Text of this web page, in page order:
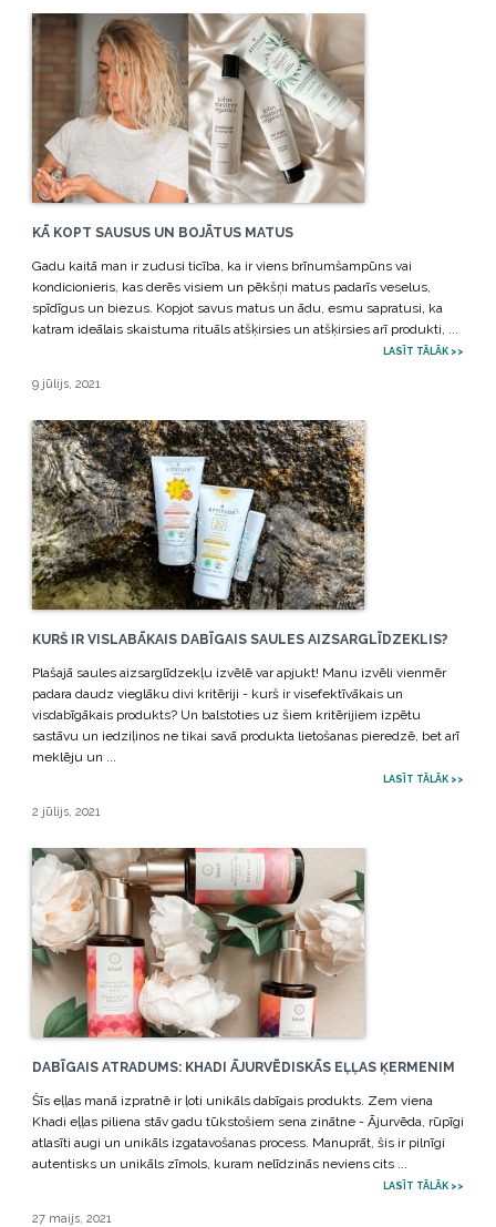
KĀ KOPT SAUSUS UN BOJĀTUS MATUS
Gadu kaitā man ir zudusi ticība, ka ir viens brīnumšampūns vai
kondicionieris, kas derēs visiem un pēkšņi matus padarīs veselus,
spīdīgus un biezus. Kopjot savus matus un ādu, esmu sapratusi, ka
katram ideālais skaistuma rituāls atšķirsies un atšķirsies arī produkti, ...
LASĪT TĀLĀK >>
9 jūlijs, 2021
KURŠ IR VISLABĀKAIS DABĪGAIS SAULES AIZSARGLĪDZEKLIS?
Plašajā saules aizsarglīdzekļu izvēlē var apjukt! Manu izvēli vienmēr
padara daudz vieglāku divi kritēriji - kurš ir visefektīvākais un
visdabīgākais produkts? Un balstoties uz šiem kritērijiem izpētu
sastāvu un iedziļinos ne tikai savā produkta lietošanas pieredzē, bet arī
meklēju un ...
LASĪT TĀLĀK >>
2 jūlijs, 2021
DABĪGAIS ATRADUMS: KHADI ĀJURVĒDISKĀS EĻĻAS ĶERMENIM
Šīs eļļas manā izpratnē ir ļoti unikāls dabīgais produkts. Zem viena
Khadi eļļas piliena stāv gadu tūkstošiem sena zinātne - Ājurvēda, rūpīgi
atlasīti augi un unikāls izgatavošanas process. Manuprāt, šis ir pilnīgi
autentisks un unikāls zīmols, kuram nelīdzinās neviens cits ...
LASĪT TĀLĀK >>
27 maijs, 2021